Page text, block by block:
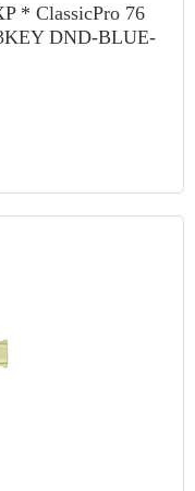
* ClassicPro 76
DND-BLUE-